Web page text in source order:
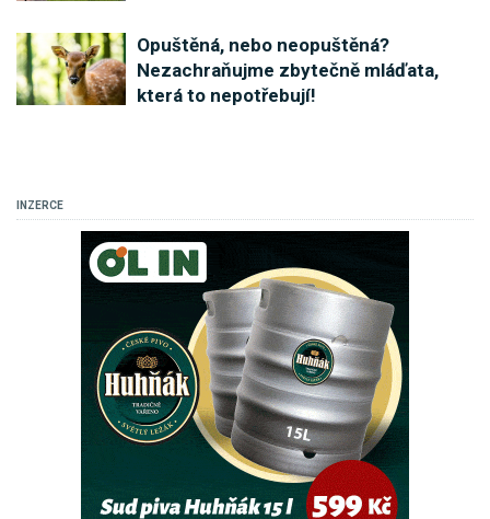
Opuštěná, nebo neopuštěná?
Nezachraňujme zbytečně mláďata,
která to nepotřebují!
INZERCE